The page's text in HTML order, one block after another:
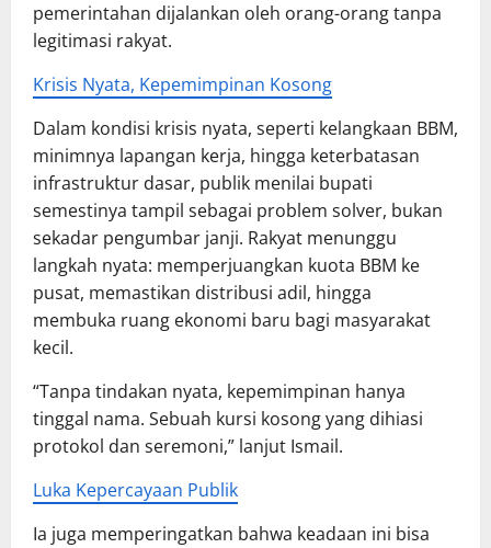
pemerintahan dijalankan oleh orang-orang tanpa
legitimasi rakyat.
Krisis Nyata, Kepemimpinan Kosong
Dalam kondisi krisis nyata, seperti kelangkaan BBM,
minimnya lapangan kerja, hingga keterbatasan
infrastruktur dasar, publik menilai bupati
semestinya tampil sebagai problem solver, bukan
sekadar pengumbar janji. Rakyat menunggu
langkah nyata: memperjuangkan kuota BBM ke
pusat, memastikan distribusi adil, hingga
membuka ruang ekonomi baru bagi masyarakat
kecil.
“Tanpa tindakan nyata, kepemimpinan hanya
tinggal nama. Sebuah kursi kosong yang dihiasi
protokol dan seremoni,” lanjut Ismail.
Luka Kepercayaan Publik
Ia juga memperingatkan bahwa keadaan ini bisa